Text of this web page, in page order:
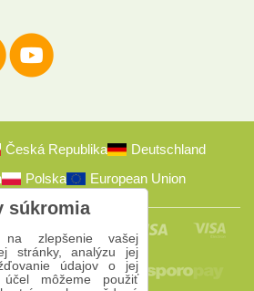
Česká Republika
Deutschland
Polska European Union
súkromia
na zlepšenie vašej
stránky, analýzu jej
údajov o jej
môžeme použiť